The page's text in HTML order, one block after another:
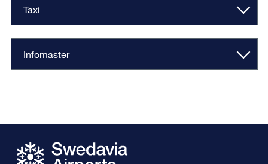
Taxi
Infomaster